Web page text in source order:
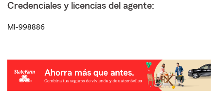
Credenciales y licencias del agente:
MI-998886